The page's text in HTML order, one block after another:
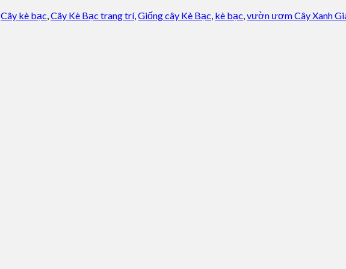
Cây kè bạc,Cây Kè Bạc trang trí,Giống cây Kè Bạc, kè bạc,vườn ươm Cây Xanh